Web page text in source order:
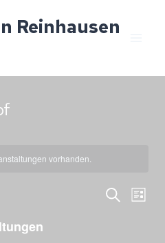
Reinhausen
vorhanden.
SUCHELISTE